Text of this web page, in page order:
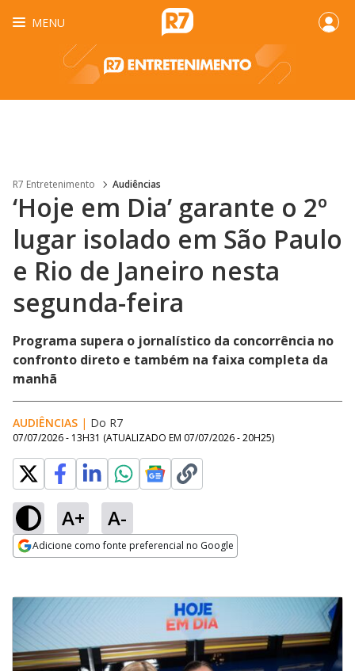
MENU
R7 Entretenimento Audiências
‘Hoje em Dia’ garante o 2º
lugar isolado em São Paulo
e Rio de Janeiro nesta
segunda-feira
Programa supera o jornalístico da concorrência no
confronto direto e também na faixa completa da
manhã
AUDIÊNCIAS | Do R7
07/07/2026 - 13H31 (ATUALIZADO EM 07/07/2026 - 20H25)
A+ A-
Adicione como fonte preferencial no Google